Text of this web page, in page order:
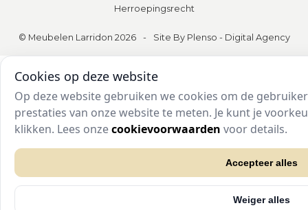
Herroepingsrecht
© Meubelen Larridon 2026 - Site By Plenso - Digital Agency
Cookies op deze website
Op deze website gebruiken we cookies om de
prestaties van onze website te meten. Je kunt je
klikken. Lees onzecookievoorwaarden voor details.
Accepteer alles
Weiger alles